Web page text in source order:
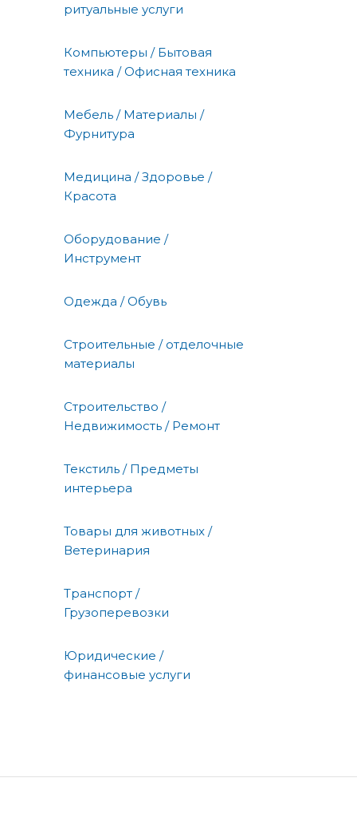
ритуальные услуги
Компьютеры / Бытовая
техника / Офисная техника
Мебель / Материалы /
Фурнитура
Медицина / Здоровье /
Красота
Оборудование /
Инструмент
Одежда / Обувь
Строительные / отделочные
материалы
Строительство /
Недвижимость / Ремонт
Текстиль / Предметы
интерьера
Товары для животных /
Ветеринария
Транспорт /
Грузоперевозки
Юридические /
финансовые услуги